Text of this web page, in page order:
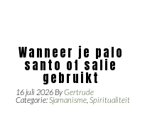
Wanneer je palo
santo of salie
gebruikt
16 juli 2026ByGertrude
Categorie:Sjamanisme ,Spiritualiteit